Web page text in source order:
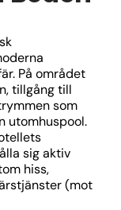
På området
tillgång till
som
utomhuspool.
sig aktiv
hiss,
(mot